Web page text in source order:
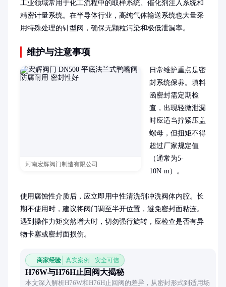
工业领域常用于化工流程中的取样系统、催化剂注入系统和
精密计量系统。在半导体行业，高纯气体输送系统也大量采
用特殊处理的针型阀，确保无颗粒污染和极低泄漏率。
维护与注意事项
河南宏辉阀门制造有限公司
日常维护重点是密
封系统保养。填料
函密封需定期检
查，出现轻微泄漏
时应适当拧紧压盖
螺母，但扭矩不得
超过厂家规定值
（通常为5-
10N·m）。
使用腐蚀性介质后，应立即用中性清洗剂冲洗阀体内腔。长
期不使用时，建议将阀门调至半开位置，避免密封面粘连。
遇到操作力矩突然增大时，切勿强行旋转，应检查是否有异
物卡塞或密封面损伤。
商家经验 真实案例 · 安全可信
H76W与H76H止回阀大揭秘
本文深入解析H76W和H76H止回阀的差异，从密封形式到适用场